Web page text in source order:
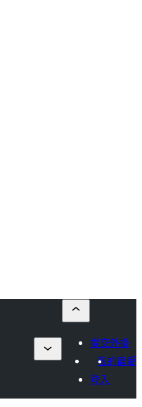
提交外掛
我的最愛
登入